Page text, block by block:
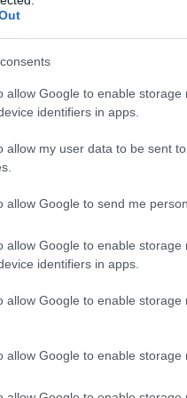
allow Google to enable
identifiers in apps.
allow my user data to be sent
allow Google to send me
allow Google to enable
identifiers in apps.
allow Google to enable
allow Google to enable storage
ujrahasznositas-
a-kornyezet
meg-a-SEO-